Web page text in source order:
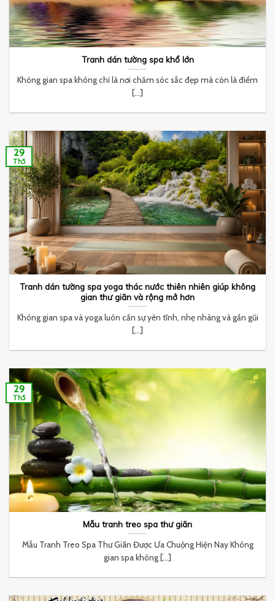
Tranh dán tường spa khổ lớn
Không gian spa không chỉ là nơi chăm sóc sắc đẹp mà còn là điểm
[...]
Tranh dán tường spa yoga thác nước thiên nhiên giúp không
gian thư giãn và rộng mở hơn
Không gian spa và yoga luôn cần sự yên tĩnh, nhẹ nhàng và gần gũi
[...]
29
Th5
Mẫu tranh treo spa thư giãn
Mẫu Tranh Treo Spa Thư Giãn Được Ưa Chuộng Hiện Nay Không
gian spa không [...]
29
Th5